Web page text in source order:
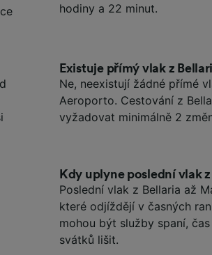
hodiny a 22 minut.
Existuje přímý vlak z
Ne, neexistují žádné přímé
Aeroporto. Cestování z
vyžadovat minimálně 2
Kdy uplyne poslední vlak
Poslední vlak z Bellaria až
které odjíždějí v časných
mohou být služby spaní,
svátků lišit.